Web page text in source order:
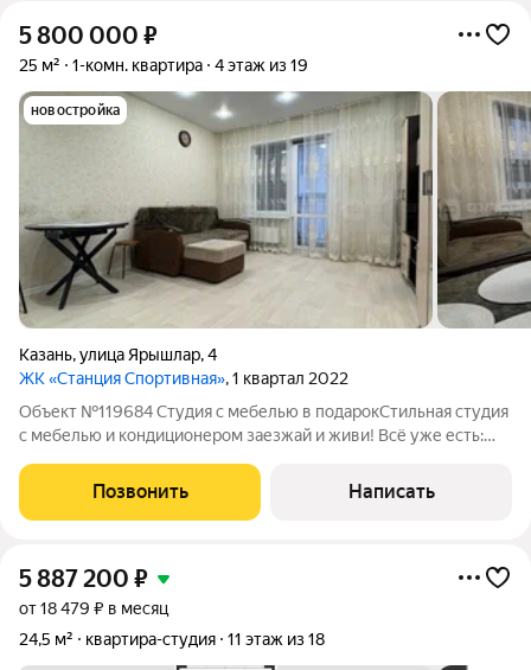
5 800 000 ₽
25 м² 1-комн. квартира 4 этаж из 19
новостройка
Казань,улица Ярышлар,4
ЖК «Станция Спортивная», 1 квартал 2022
Объект №119684 Студия с мебелью в подарокСтильная студия
с мебелью и кондиционером заезжай и живи! Всё уже есть:
вещи и въезжайте. Идеальное пространство для молодой
пары или творческого
Позвонить Написать
5 887 200 ₽
от 18 479 ₽ в месяц
24,5 м²
квартира-студия 11 этаж из 18